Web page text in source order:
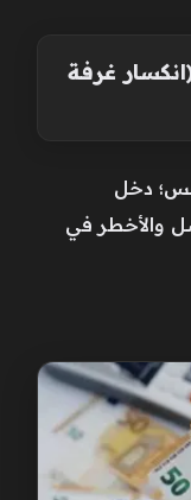
(انكسار غرفة
دخل
والأخطر في